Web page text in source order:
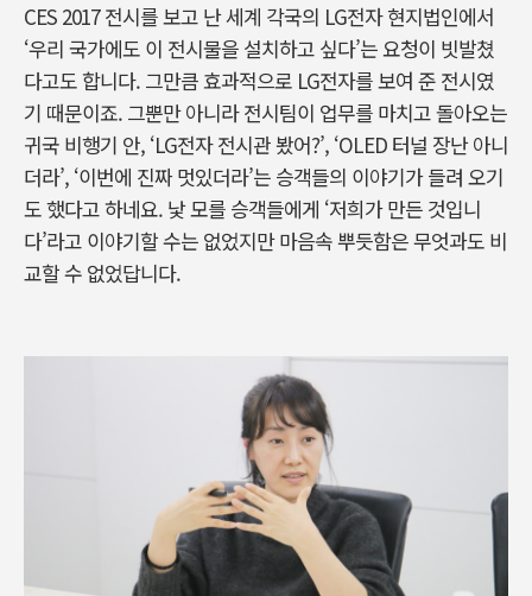
CES 2017 전시를 보고 난 세계 각국의 LG전자 현지법인에서
‘우리 국가에도 이 전시물을 설치하고 싶다’는 요청이 빗발쳤
다고도 합니다. 그만큼 효과적으로 LG전자를 보여 준 전시였
기 때문이죠. 그뿐만 아니라 전시팀이 업무를 마치고 돌아오는
귀국 비행기 안, ‘LG전자 전시관 봤어?’, ‘OLED 터널 장난 아니
더라’, ‘이번에 진짜 멋있더라’는 승객들의 이야기가 들려 오기
도 했다고 하네요. 낯 모를 승객들에게 ‘저희가 만든 것입니
다’라고 이야기할 수는 없었지만 마음속 뿌듯함은 무엇과도 비
교할 수 없었답니다.